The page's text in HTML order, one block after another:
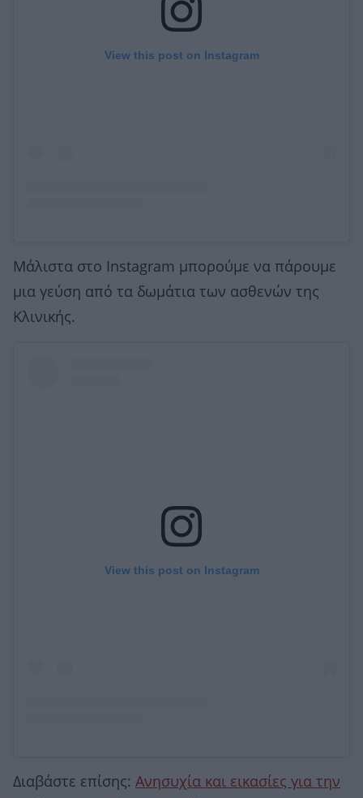
View this post on Instagram
Μάλιστα στο Instagram μπορούμε να πάρουμε
μια γεύση από τα δωμάτια των ασθενών της
Κλινικής.
View this post on Instagram
Διαβάστε επίσης: Ανησυχία και εικασίες για την